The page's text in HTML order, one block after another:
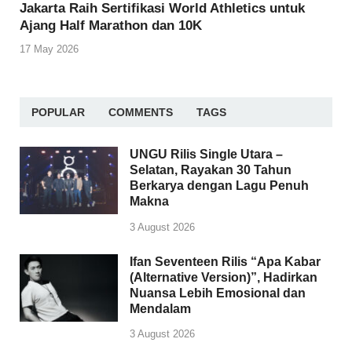
Jakarta Raih Sertifikasi World Athletics untuk
Ajang Half Marathon dan 10K
17 May 2026
POPULAR COMMENTS TAGS
UNGU Rilis Single Utara –
Selatan, Rayakan 30 Tahun
Berkarya dengan Lagu Penuh
Makna
3 August 2026
Ifan Seventeen Rilis “Apa Kabar
(Alternative Version)”, Hadirkan
Nuansa Lebih Emosional dan
Mendalam
3 August 2026